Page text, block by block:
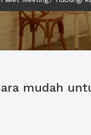
mudah